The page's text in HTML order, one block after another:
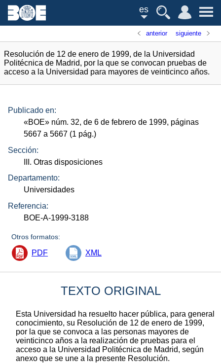
es
anterior siguiente
Resolución de 12 de enero de 1999, de la Universidad
Politécnica de Madrid, por la que se convocan pruebas de
acceso a la Universidad para mayores de veinticinco años.
Publicado en:
«BOE» núm. 32, de 6 de febrero de 1999, páginas
5667 a 5667 (1 pág.)
Sección:
III. Otras disposiciones
Departamento:
Universidades
Referencia:
BOE-A-1999-3188
Otros formatos:
PDF XML
TEXTO ORIGINAL
Esta Universidad ha resuelto hacer pública, para general
conocimiento, su Resolución de 12 de enero de 1999,
por la que se convoca a las personas mayores de
veinticinco años a la realización de pruebas para el
acceso a la Universidad Politécnica de Madrid, según
anexo que se une a la presente Resolución.